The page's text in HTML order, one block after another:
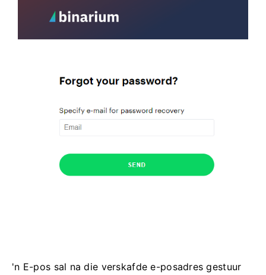
'n E-pos sal na die verskafde e-posadres gestuur